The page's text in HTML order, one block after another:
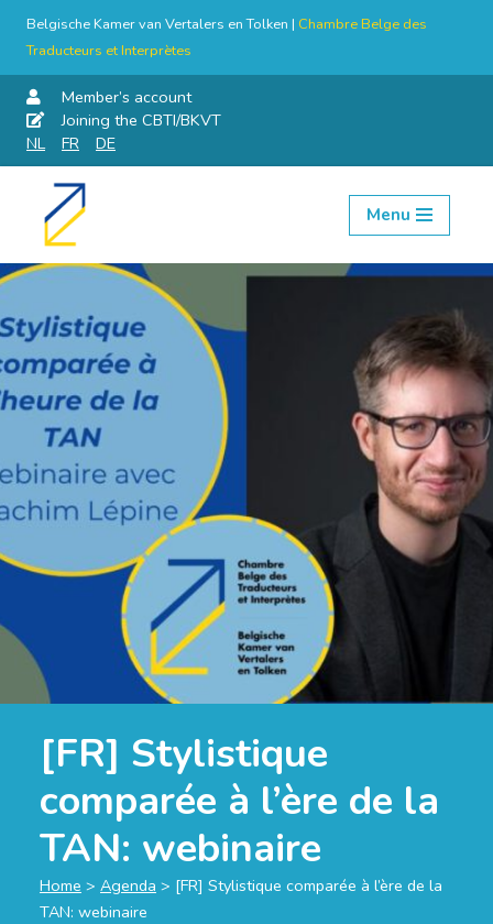
Belgische Kamer van Vertalers en Tolken | Chambre Belge des
Traducteurs et Interprètes
Member’s account
Joining the CBTI/BKVT
NL
FR DE
Skip
content
Menu
[FR] Stylistique
comparée à l’ère de la
TAN: webinaire
Home > Agenda > [FR] Stylistique comparée à l’ère de la
TAN: webinaire